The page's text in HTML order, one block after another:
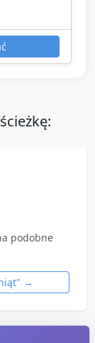
podobne
" →